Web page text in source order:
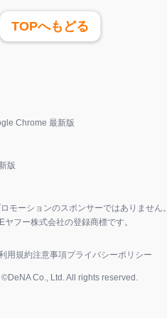
TOPへもどる
Chrome 最新版
版
モーションのスポンサーではありません。
フー株式会社の登録商標です。
用規約注意事項プライバシーポリシー
Co., Ltd. All rights reserved.